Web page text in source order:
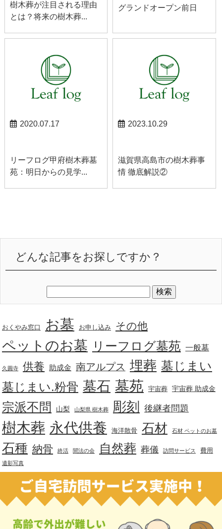
樹木葬が注目される理由
とは？将来の樹木葬...
グランドオープン前日
2020.07.17
リーフログ甲府樹木葬墓
苑：明日からの見学...
2023.10.29
滋賀県高島市の樹木葬事
情 徹底解説②
どんな記事をお探しですか？
おくやみ窓口 お墓 お申し込み その他
ペットのお墓 リーフログ墓苑 一般墓
久圓寺 供養 助成金 南アルプス 埋葬 墓じまい
墓じまい.粉骨 墓石 墓苑 宇宙葬 宇宙葬 助成金
宗派不問 山梨 山梨県 樹木葬 彫刻 後継者問題
樹木葬 永代供養 海洋散骨 石材 石材 ペットのお墓
石種 納骨 終活 聞法の会 自然葬 葬儀 訪問サービス 費用
遺影写真